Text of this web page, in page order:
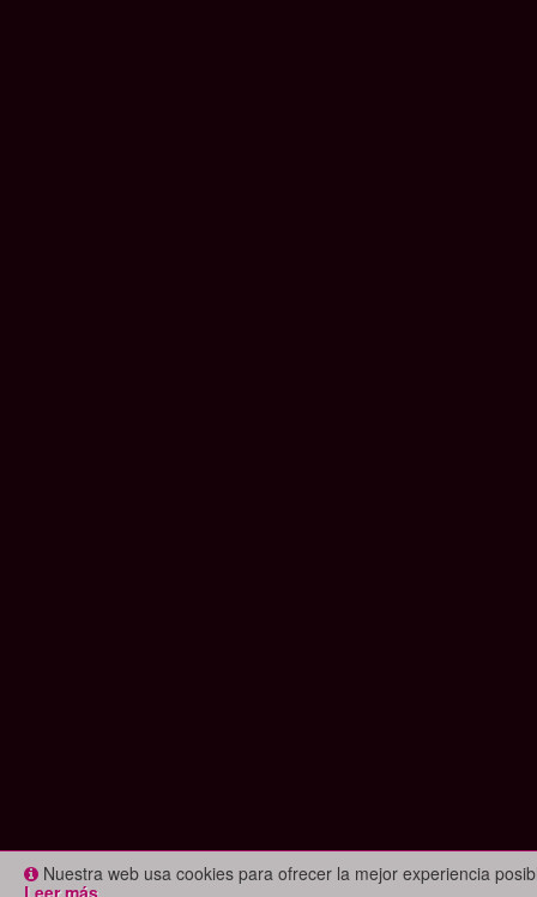
Nuestra web usa cookies para ofrecer la mejor experiencia
Leer más